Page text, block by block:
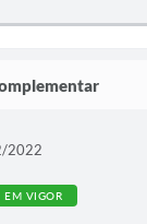
2022
EM VIGOR